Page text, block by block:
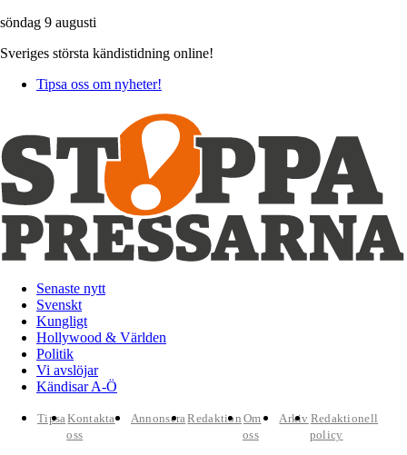
söndag 9 augusti
Sveriges största kändistidning online!
Tipsa oss om nyheter!
Senaste nytt
Svenskt
Kungligt
Hollywood & Världen
Politik
Vi avslöjar
Kändisar A-Ö
TipsaKontakta
oss
AnnonseraRedaktion Om
oss
Arkiv Redaktionell
policy